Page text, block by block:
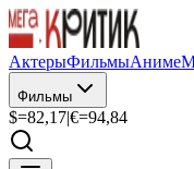
АктерыФильмыАниме
Фильмы
$=82,17|€=94,84